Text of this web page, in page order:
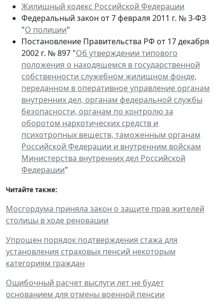
Жилищный кодекс Российской Федерации
Федеральный закон от 7 февраля 2011 г. № 3-ФЗ
"О полиции"
Постановление Правительства РФ от 17 декабря
2002 г. № 897 "Об утверждении типового
положения о находящемся в государственной
собственности служебном жилищном фонде,
переданном в оперативное управление органам
внутренних дел, органам федеральной службы
безопасности, органам по контролю за
оборотом наркотических средств и
психотропных веществ, таможенным органам
Российской Федерации и внутренним войскам
Министерства внутренних дел Российской
Федерации"
Читайте также:
Мосгордума приняла закон о защите прав жителей
столицы в ходе реновации
Упрощен порядок подтверждения стажа для
установления страховых пенсий некоторым
категориям граждан
Ошибочный расчет выслуги лет не будет
основанием для отмены военной пенсии